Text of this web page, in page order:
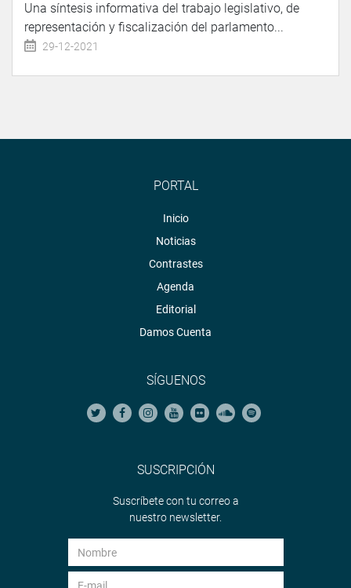
Una síntesis informativa del trabajo legislativo, de
representación y fiscalización del parlamento...
29-12-2021
PORTAL
Inicio
Noticias
Contrastes
Agenda
Editorial
Damos Cuenta
SÍGUENOS
SUSCRIPCIÓN
Suscríbete con tu correo a
nuestro newsletter.